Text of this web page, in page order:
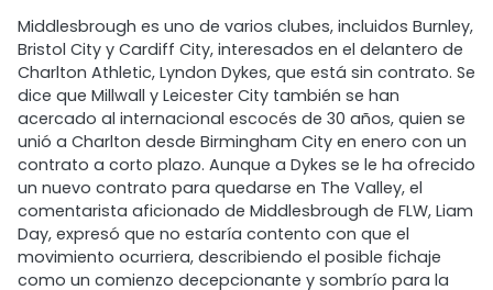
Middlesbrough es uno de varios clubes, incluidos Burnley,
Bristol City y Cardiff City, interesados en el delantero de
Charlton Athletic, Lyndon Dykes, que está sin contrato. Se
dice que Millwall y Leicester City también se han
acercado al internacional escocés de 30 años, quien se
unió a Charlton desde Birmingham City en enero con un
contrato a corto plazo. Aunque a Dykes se le ha ofrecido
un nuevo contrato para quedarse en The Valley, el
comentarista aficionado de Middlesbrough de FLW, Liam
Day, expresó que no estaría contento con que el
movimiento ocurriera, describiendo el posible fichaje
como un comienzo decepcionante y sombrío para la